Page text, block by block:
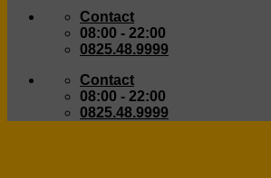
Contact
08:00 - 22:00
0825.48.9999
Contact
08:00 - 22:00
0825.48.9999